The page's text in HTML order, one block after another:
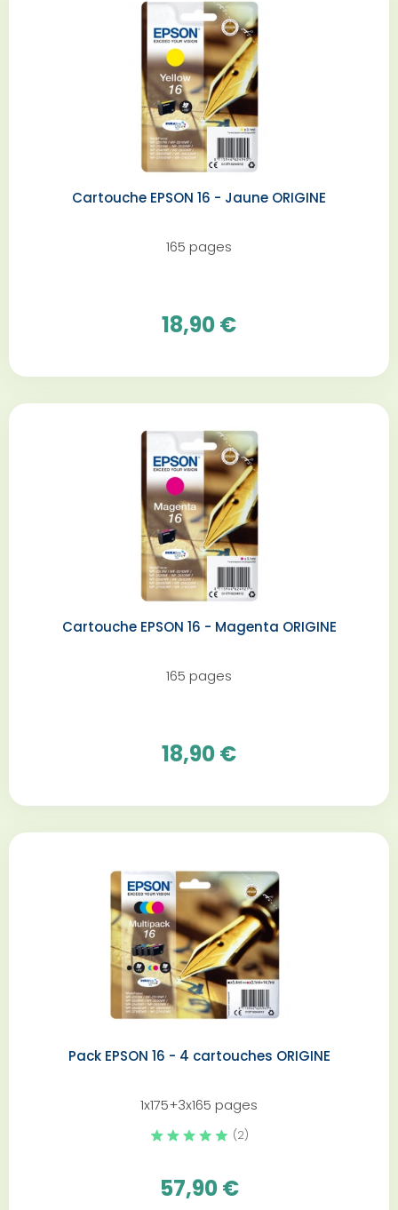
Cartouche EPSON 16 - Jaune ORIGINE
165 pages
18,90 €
Cartouche EPSON 16 - Magenta ORIGINE
165 pages
18,90 €
Pack EPSON 16 - 4 cartouches ORIGINE
1x175+3x165 pages
(2)
57,90 €